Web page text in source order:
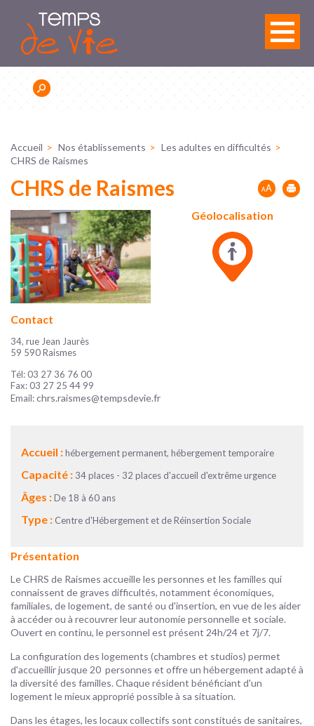
Accueil Nos établissements
Les adultes en difficultés
CHRS de Raismes
CHRS de Raismes
Contact
34, rue Jean Jaurès
59 590 Raismes
Tél: 03 27 36 76 00
Fax: 03 27 25 44 99
Email:chrs.raismes@tempsdevie.fr
Géolocalisation
Accueil :hébergement permanent, hébergement temporaire
Capacité : 34 places - 32 places d'accueil d'extrême urgence
Âges :De 18 à 60 ans
Type : Centre d'Hébergement et de Réinsertion Sociale
Présentation
Le CHRS de Raismes accueille les personnes et les familles qui
connaissent de graves difficultés, notamment économiques,
familiales, de logement, de santé ou d'insertion, en vue de les aider
à accéder ou à recouvrer leur autonomie personnelle et sociale.
Ouvert en continu, le personnel est présent 24h/24 et 7j/7.
La configuration des logements (chambres et studios) permet
d'accueillir jusque 20 personnes et offre un hébergement adapté à
la diversité des familles. Chaque résident bénéficiant d'un
logement le mieux approprié possible à sa situation.
Dans les étages, les locaux collectifs sont constitués de sanitaires,